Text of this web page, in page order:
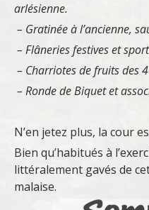
arlésienne.
– Gratinée à l’ancienne,
– Flâneries festives et
– Charriotes de fruits des
– Ronde de Biquet et
N’en jetez plus, la cour
Bien qu’habitués à
littéralement gavés de
malaise.